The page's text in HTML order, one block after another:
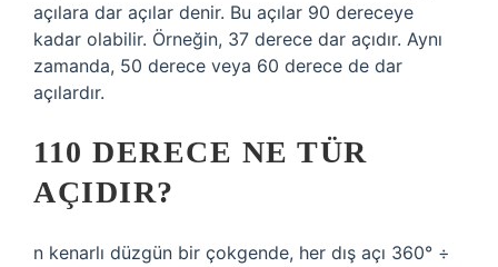
açılara dar açılar denir. Bu açılar 90 dereceye
kadar olabilir. Örneğin, 37 derece dar açıdır. Aynı
zamanda, 50 derece veya 60 derece de dar
açılardır.
110 DERECE NE TÜR
AÇIDIR?
n kenarlı düzgün bir çokgende, her dış açı 360° ÷